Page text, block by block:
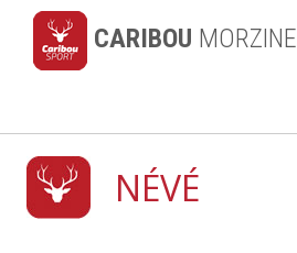
CARIBOU MORZINE
NÉVÉ